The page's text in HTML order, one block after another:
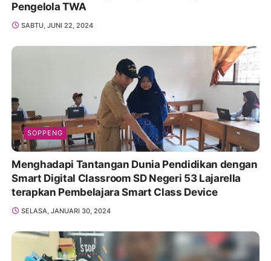
Pengelola TWA
SABTU, JUNI 22, 2024
SOPPENG
Menghadapi Tantangan Dunia Pendidikan dengan
Smart Digital Classroom SD Negeri 53 Lajarella
terapkan Pembelajara Smart Class Device
SELASA, JANUARI 30, 2024